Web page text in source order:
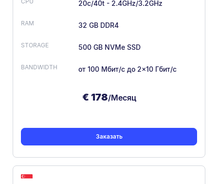
20c/40t - 2.4GHz/3.2GHz
32 GB DDR4
500 GB NVMe SSD
от 100 Мбит/с до 2×10 Гбит/с
€ 178/Месяц
Заказать